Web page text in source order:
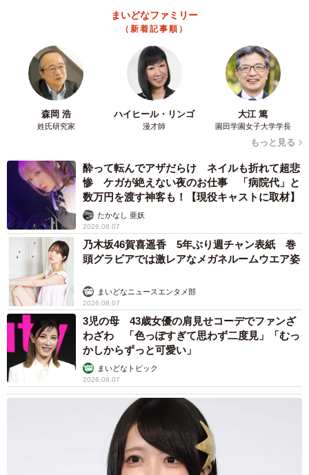
まいどなファミリー
（新着記事順）
森岡 浩
姓氏研究家
ハイヒール・リンゴ
漫才師
大江 篤
園田学園女子大学学長
もっと見る
酔って転んでアザだらけ ネイルも折れて超悲
惨 ケガが絶えない夜のお仕事 「病院代」と
数万円を渡す神客も！【現役キャストに取材】
たかなし 亜妖
2026.08.07
乃木坂46賀喜遥香 5年ぶり週チャン表紙 巻
頭グラビアでは激レアなメガネルームウエア姿
まいどなニュースエンタメ部
2026.08.07
3児の母 43歳女優の肩見せコーデでファンざ
わざわ 「色っぽすぎて思わず二度見」「むっ
かしからずっと可愛い」
まいどなトピック
2026.08.07